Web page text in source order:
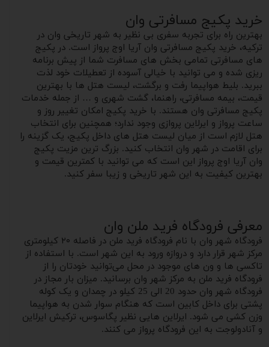
خرید پکیج مسافرتی وان
بهترین راه برای تجربه سفری بی نظیر به شهر تاریخی وان در
ترکیه، خرید پکیج مسافرتی وان آریا اوج پرواز است. در پکیج
های مسافرتی تمامی بخش های مسافرت شما از پیش برنامه
ریزی شده و می توانید با خیالی آسوده از تعطیلات خود لذت
ببرید. بلیط هواپیما رفت و برگشت، لیست هتل ها با بهترین
قیمت، بیمه مسافرتی، راهنما، گشت شهری و … از جمله خدمات
پکیج مسافرتی وان هستند. با خرید پکیج امکان تغییر روز و
ساعت پرواز و ایرلاین پروازی وجود ندارد؛ همچنین برای انتخاب
هتل لازم است از میان لیست هتل های داخل پکیج، یک گزینه را
برای اقامت در شهر وان انتخاب کنید. بزرگ ترین مزیت پکیج
وان آریا اوج پرواز این است که می‌ توانید با کمترین قیمت و
بهترین کیفیت به این شهر تاریخی و زیبا سفر کنید.
معرفی فرودگاه فرید ملن وان
فرودگاه شهر وان با نام فرودگاه فرید ملن در فاصله ۲۰ کیلومتری
مرکز شهر قرار دارد و دروازه ورود به این شهر است. با استفاده از
تاکسی ها و ون های موجود در محل می‌توانید خودتان را از
فرودگاه فرید ملن به مرکز شهر وان برسانید. میزان بار‌ مجاز در
فرودگاه شهر وان حدود 20 الی 25 کیلو در چمدان و یک کوله
پشتی برای داخل کابین است که هنگام سوار شدن به هواپیما
وزن کشی می شود. ایرلاین هایی نظیر پگاسوس، ترکیش ایرلاین
و آنادولوجت به این فرودگاه پرواز می کنند.